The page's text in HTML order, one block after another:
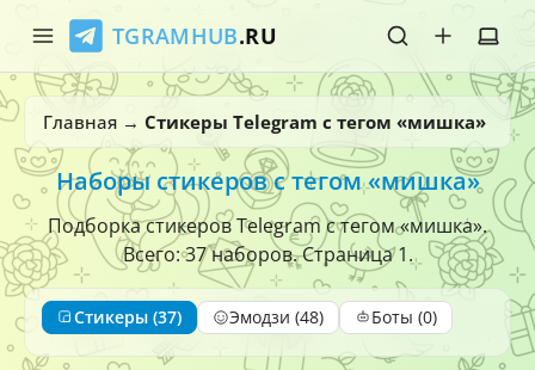
TGRAMHUB.RU
Главная
Стикеры
Эмодзи
Боты
О нас
Главная → Стикеры Telegram с тегом «мишка»
Наборы стикеров с тегом «мишка»
Подборка стикеров Telegram с тегом «мишка».
Всего: 37 наборов. Страница 1.
Стикеры (37) Эмодзи (48) Боты (0)